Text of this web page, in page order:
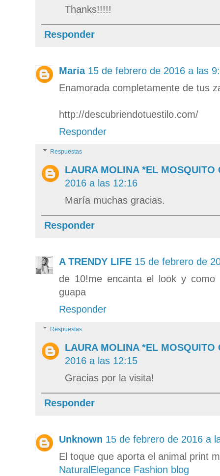
Thanks!!!!!
Responder
María 15 de febrero de 2016 a las
Enamorada completamente de tus
http://descubriendotuestilo.com/
Responder
Respuestas
LAURA MOLINA *EL MOSQUITO
2016 a las 12:16
María muchas gracias.
Responder
A TRENDY LIFE 15 de febrero de
de 10!me encanta el look y como
guapa
Responder
Respuestas
LAURA MOLINA *EL MOSQUITO
2016 a las 12:15
Gracias por la visita!
Responder
Unknown 15 de febrero de 2016 a
El toque que aporta el animal print
NaturalElegance Fashion blog